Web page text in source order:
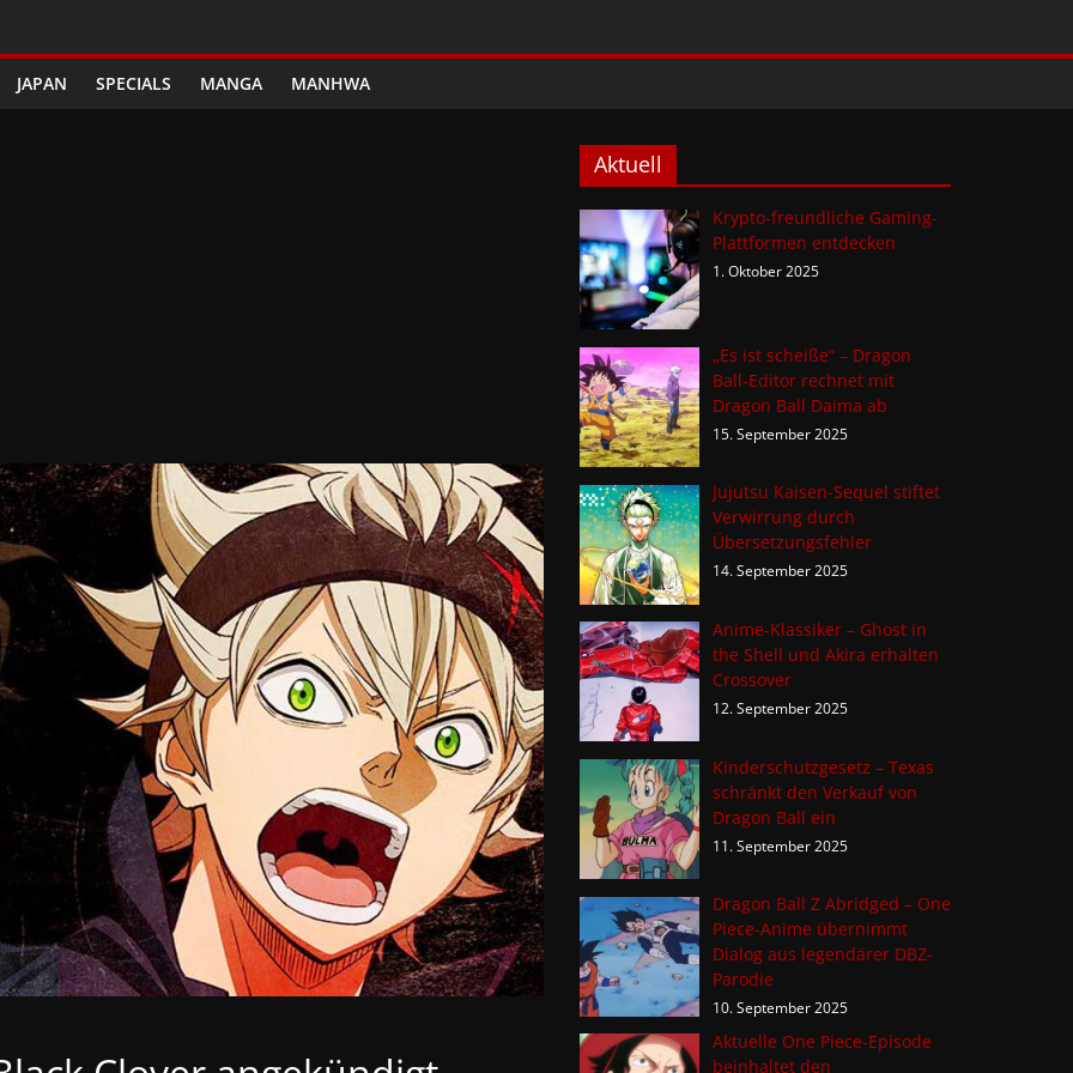
JAPAN SPECIALS MANGA MANHWA
Aktuell
Krypto-freundliche Gaming-
Plattformen entdecken
1. Oktober 2025
„Es ist scheiße“ – Dragon
Ball-Editor rechnet mit
Dragon Ball Daima ab
15. September 2025
Jujutsu Kaisen-Sequel stiftet
Verwirrung durch
Übersetzungsfehler
14. September 2025
Anime-Klassiker – Ghost in
the Shell und Akira erhalten
Crossover
12. September 2025
Kinderschutzgesetz – Texas
schränkt den Verkauf von
Dragon Ball ein
11. September 2025
Dragon Ball Z Abridged – One
Piece-Anime übernimmt
Dialog aus legendärer DBZ-
Parodie
10. September 2025
Aktuelle One Piece-Episode
beinhaltet den